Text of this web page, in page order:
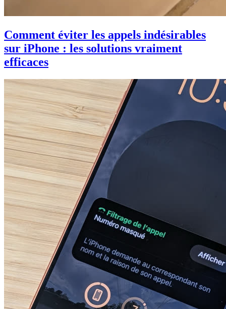
Comment éviter les appels indésirables
sur iPhone : les solutions vraiment
efficaces